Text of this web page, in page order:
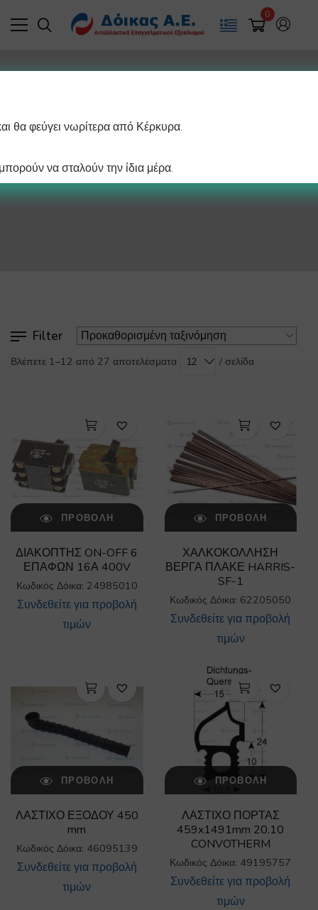
0
Uncategorized
Filter
Βλέπετε 1–12 από 27 αποτελέσματα / σελίδα
ΠΡΟΒΟΛΉ
ΔΙΑΚΟΠΤΗΣ ON-OFF 6
ΕΠΑΦΩΝ 16Α 400V
Κωδικός Δόικα: 24985010
Συνδεθείτε για προβολή
τιμών
ΠΡΟΒΟΛΉ
ΧΑΛΚΟΚΟΛΛΗΣΗ
ΒΕΡΓΑ ΠΛΑΚΕ HARRIS-
SF-1
Κωδικός Δόικα: 62205050
Συνδεθείτε για προβολή
τιμών
ΠΡΟΒΟΛΉ
ΛΑΣΤΙΧΟ ΕΞΟΔΟΥ 450
mm
Κωδικός Δόικα: 46095139
Συνδεθείτε για προβολή
τιμών
ΠΡΟΒΟΛΉ
ΛΑΣΤΙΧΟ ΠΟΡΤΑΣ
459x1491mm 20.10
CONVOTHERM
Κωδικός Δόικα: 49195757
Συνδεθείτε για προβολή
τιμών
θα φεύγει νωρίτερα από Κέρκυρα.
να σταλούν την ίδια μέρα.